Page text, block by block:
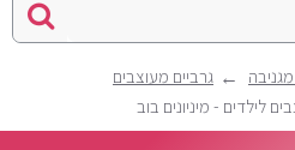
גרביים מעוצבים
לילדים - מיניונים בוב